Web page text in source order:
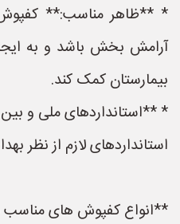
* **ظاهر مناسب:** کفپوش
آرامش بخش باشد و به
بیمارستان کمک کند.
* **استانداردهای ملی و
استانداردهای لازم از نظر
**انواع کفپوش های مناسب